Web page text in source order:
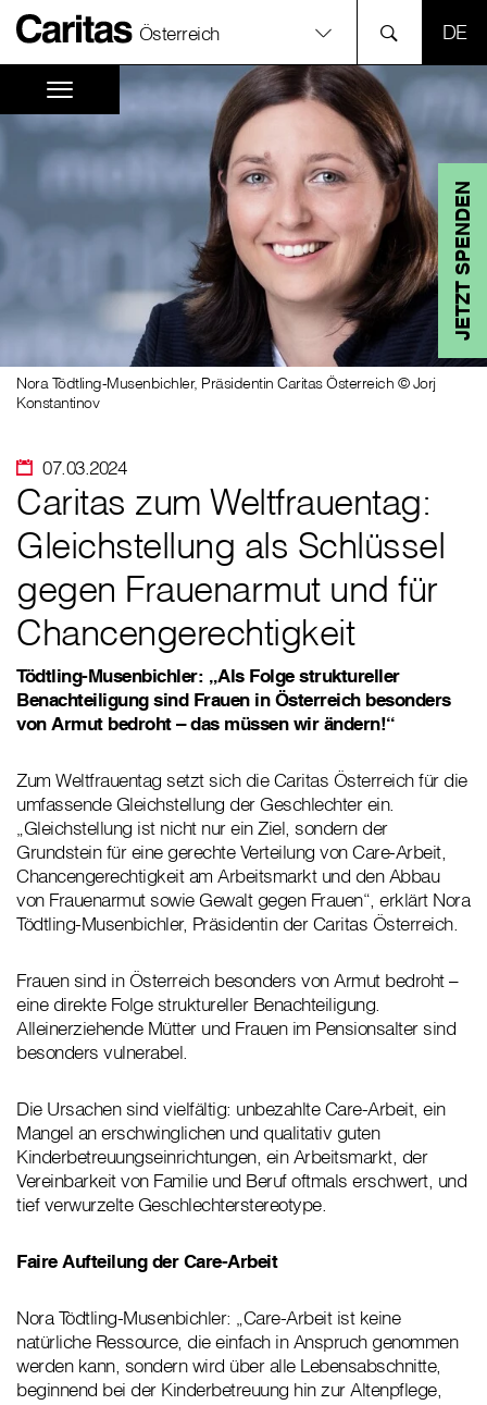
Österreich
JETZT SPENDEN
07.03.2024
Nora Tödtling-Musenbichler, Präsidentin Caritas Österreich © Jorj
Konstantinov
Caritas zum Weltfrauentag:
Gleichstellung als Schlüssel
gegen Frauenarmut und für
Chancengerechtigkeit
Tödtling-Musenbichler: „Als Folge struktureller
Benachteiligung sind Frauen in Österreich besonders
von Armut bedroht – das müssen wir ändern!“
Zum Weltfrauentag setzt sich die Caritas Österreich für die
umfassende Gleichstellung der Geschlechter ein.
„Gleichstellung ist nicht nur ein Ziel, sondern der
Grundstein für eine gerechte Verteilung von Care-Arbeit,
Chancengerechtigkeit am Arbeitsmarkt und den Abbau
von Frauenarmut sowie Gewalt gegen Frauen“, erklärt Nora
Tödtling-Musenbichler, Präsidentin der Caritas Österreich.
Frauen sind in Österreich besonders von Armut bedroht –
eine direkte Folge struktureller Benachteiligung.
Alleinerziehende Mütter und Frauen im Pensionsalter sind
besonders vulnerabel.
Die Ursachen sind vielfältig: unbezahlte Care-Arbeit, ein
Mangel an erschwinglichen und qualitativ guten
Kinderbetreuungseinrichtungen, ein Arbeitsmarkt, der
Vereinbarkeit von Familie und Beruf oftmals erschwert, und
tief verwurzelte Geschlechterstereotype.
Faire Aufteilung der Care-Arbeit
Nora Tödtling-Musenbichler: „Care-Arbeit ist keine
natürliche Ressource, die einfach in Anspruch genommen
werden kann, sondern wird über alle Lebensabschnitte,
beginnend bei der Kinderbetreuung hin zur Altenpflege,